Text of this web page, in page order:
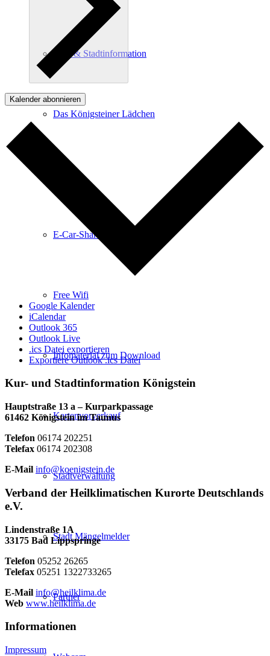
Kur- & Stadtinformation
Das Königsteiner Lädchen
Anreise
E-Car-Sharing
Free Wifi
Infomaterial zum Download
Kartenvorverkauf
Stadtverwaltung
Stadt Mängelmelder
Partner
Kalender abonnieren
Google Kalender
iCalendar
Outlook 365
Outlook Live
.ics Datei exportieren
Exportiere Outlook .ics Datei
Kur- und Stadtinformation Königstein
Hauptstraße 13 a – Kurparkpassage
61462 Königstein im Taunus
Telefon 06174 202251
Telefax 06174 202308
E-Mail info@koenigstein.de
Verband der Heilklimatischen Kurorte Deutschlands
e.V.
Lindenstraße 1A
33175 Bad Lippspringe
Telefon 05252 26265
Telefax 05251 1322733265
E-Mail info@heilklima.de
Web www.heilklima.de
Informationen
Impressum